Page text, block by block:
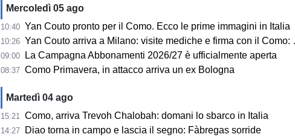
Mercoledì 05 ago
10:40 Yan Couto pronto per il Como. Ecco le prime immagini in Italia
10:26 Yan Couto arriva a Milano: visite mediche e firma con il Como: “Sono molto felice ed emozionato”
09:00 La Campagna Abbonamenti 2026/27 è ufficialmente aperta
08:37 Como Primavera, in attacco arriva un ex Bologna
Martedì 04 ago
15:21 Como, arriva Trevoh Chalobah: domani lo sbarco in Italia
14:27 Diao torna in campo e lascia il segno: Fàbregas sorride